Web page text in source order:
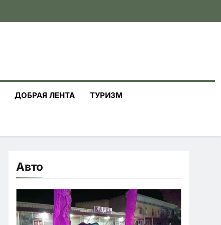
ДОБРАЯ ЛЕНТА ТУРИЗМ
Авто